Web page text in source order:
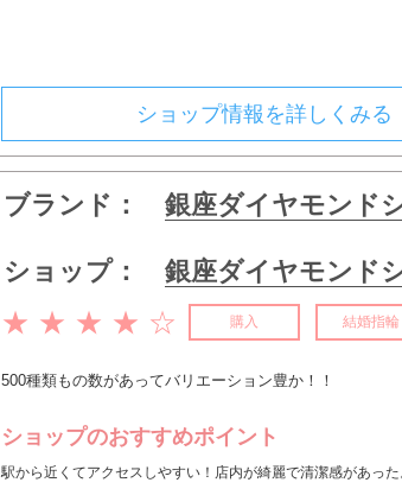
ショップ情報を詳しくみる
ブランド： 銀座ダイヤモンド
ショップ： 銀座ダイヤモンド
★ ★ ★ ★ ☆ 購入 結婚指輪
500種類もの数があってバリエーション豊か！！
ショップのおすすめポイント
駅から近くてアクセスしやすい！店内が綺麗で清潔感があっ